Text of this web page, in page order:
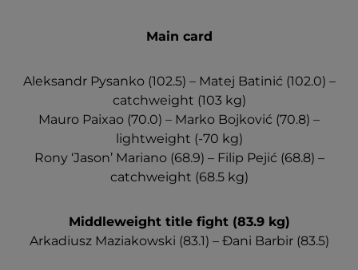
Main card
Aleksandr Pysanko (102.5) – Matej Batinić (102.0) –
catchweight (103 kg)
Mauro Paixao (70.0) – Marko Bojković (70.8) –
lightweight (-70 kg)
Rony ‘Jason’ Mariano (68.9) – Filip Pejić (68.8) –
catchweight (68.5 kg)
Middleweight title fight (83.9 kg)
Arkadiusz Maziakowski (83.1) – Đani Barbir (83.5)